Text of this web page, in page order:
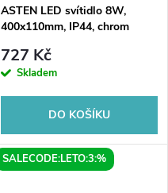
ASTEN LED svítidlo 8W,
400x110mm, IP44, chrom
727 Kč
Skladem
DO KOŠÍKU
SALECODE:LETO:3:%